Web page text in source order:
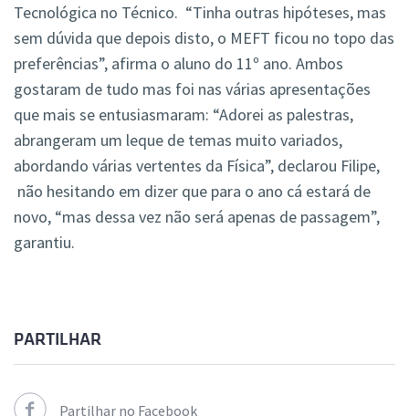
Tecnológica no Técnico. “Tinha outras hipóteses, mas
sem dúvida que depois disto, o MEFT ficou no topo das
preferências”, afirma o aluno do 11º ano. Ambos
gostaram de tudo mas foi nas várias apresentações
que mais se entusiasmaram: “Adorei as palestras,
abrangeram um leque de temas muito variados,
abordando várias vertentes da Física”, declarou Filipe,
não hesitando em dizer que para o ano cá estará de
novo, “mas dessa vez não será apenas de passagem”,
garantiu.
PARTILHAR
Partilhar no Facebook